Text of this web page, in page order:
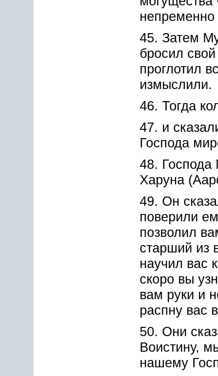
45. Затем
бросил
проглотил
измыслили.
46. Тогда
47. и
Господа
48.
Харуна
49. Он
поверили
позволил
старший из
научил вас
скоро вы
вам руки и
распну вас
50. Они
Воистину,
нашему